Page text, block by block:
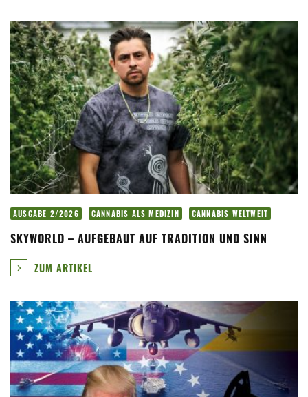
AUSGABE 2/2026 CANNABIS ALS MEDIZIN CANNABIS WELTWEIT
SKYWORLD – AUFGEBAUT AUF TRADITION UND SINN
ZUM ARTIKEL